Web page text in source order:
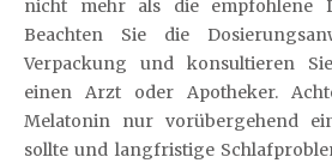
nicht mehr als die empfohlene
Beachten Sie die
Verpackung und konsultieren
einen Arzt oder Apotheker.
Melatonin nur vorübergehend
sollte und langfristige